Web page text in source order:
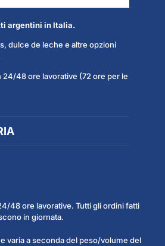
argentini in Italia.
dulce de leche e altre opzioni
24/48 ore lavorative (72 ore per le
48 ore lavorative. Tutti gli ordini fatti
in giornata.
varia a seconda del peso/volume del